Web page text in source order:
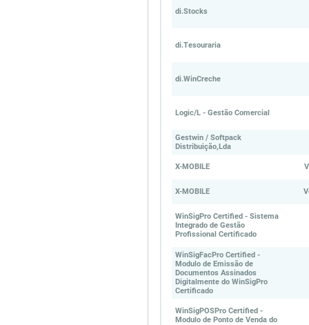
di.Stocks
di.Tesouraria
di.WinCreche
Logic/L - Gestão Comercial
Gestwin / Softpack
Distribuição,Lda
X-MOBILE
X-MOBILE
WinSigPro Certified - Sistema
Integrado de Gestão
Profissional Certificado
WinSigFacPro Certified -
Modulo de Emissão de
Documentos Assinados
Digitalmente do WinSigPro
Certificado
WinSigPOSPro Certified -
Modulo de Ponto de Venda do